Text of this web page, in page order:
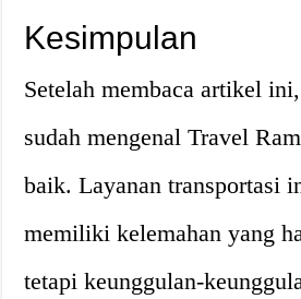
Kesimpulan
Setelah membaca artikel
sudah mengenal Travel
baik. Layanan transportasi
memiliki kelemahan yang
tetapi keunggulan-